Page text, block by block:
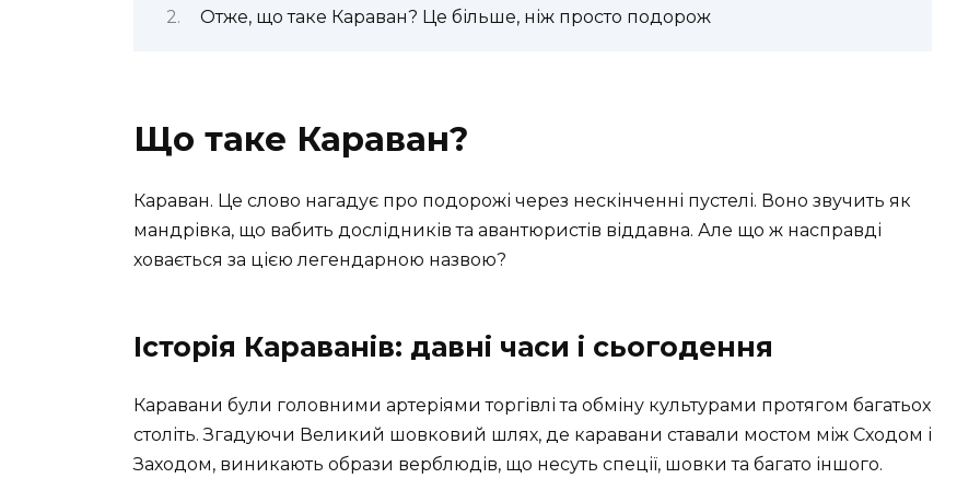
Отже, що таке Караван? Це більше, ніж просто подорож
Що таке Караван?
Караван. Це слово нагадує про подорожі через нескінченні пустелі. Воно звучить як
мандрівка, що вабить дослідників та авантюристів віддавна. Але що ж насправді
ховається за цією легендарною назвою?
Історія Караванів: давні часи і сьогодення
Каравани були головними артеріями торгівлі та обміну культурами протягом багатьох
століть. Згадуючи Великий шовковий шлях, де каравани ставали мостом між Сходом і
Заходом, виникають образи верблюдів, що несуть спеції, шовки та багато іншого.